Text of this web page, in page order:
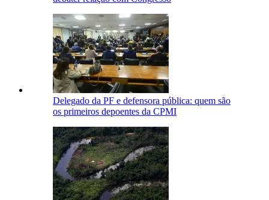
Delegado da PF e defensora pública: quem são
os primeiros depoentes da CPMI